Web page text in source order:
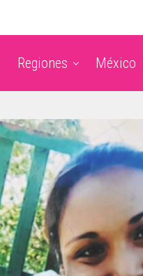
Regiones México